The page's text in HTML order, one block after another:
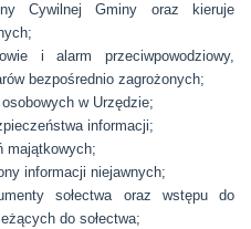
Cywilnej Gminy oraz kieruje
i alarm przeciwpowodziowy,
bezpośrednio zagrożonych;
w Urzędzie;
informacji;
majątkowych;
informacji niejawnych;
sołectwa oraz wstępu do
do sołectwa;